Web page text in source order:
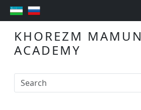
KHOREZM MAMUN
ACADEMY